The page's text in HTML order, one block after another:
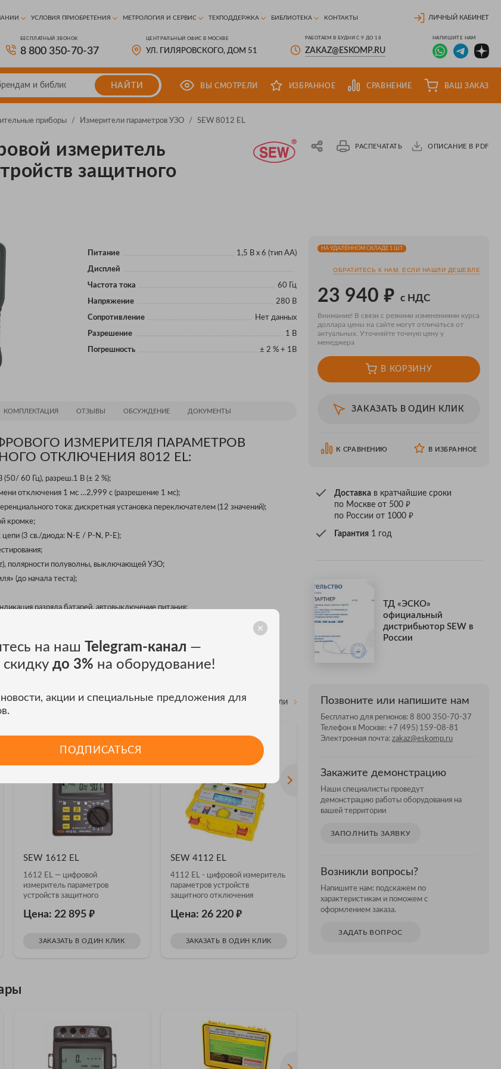
УСЛОВИЯ ПРИОБРЕТЕНИЯ МЕТРОЛОГИЯ И СЕРВИС ТЕХПОДДЕРЖКА БИБЛИОТЕКА КОНТАКТЫ ЛИЧНЫЙ КАБИНЕТ
БЕСПЛАТНЫЙ ЗВОНОК
8 800 350-70-37
ЦЕНТРАЛЬНЫЙ ОФИС В МОСКВЕ
УЛ. ГИЛЯРОВСКОГО, ДОМ 51
РАБОТАЕМ В БУДНИ С 9 ДО 18
ZAKAZ@ESKOMP.RU
НАПИШИТЕ НАМ
НАЙТИ ВЫ СМОТРЕЛИ ИЗБРАННОЕ СРАВНЕНИЕ ВАШ ЗАКАЗ
приборы / Измерители параметров УЗО / SEW 8012 EL
измеритель
защитного
РАСПЕЧАТАТЬ ОПИСАНИЕ В PDF
Питание 1,5 В х 6 (тип АА)
Дисплей
Частота тока 60 Гц
Напряжение 280 В
Сопротивление Нет данных
Разрешение 1 В
Погрешность ± 2 % + 1В
КОМПЛЕКТАЦИЯ ОТЗЫВЫ ОБСУЖДЕНИЕ ДОКУМЕНТЫ
ИЗМЕРИТЕЛЯ ПАРАМЕТРОВ
ОТКЛЮЧЕНИЯ 8012 EL:
60 Гц), разреш.1 В (± 2 %);
отключения 1 мс …2,999 с (разрешение 1 мс);
тока: дискретная установка переключателем (12 значений);
кромке;
(3 св./диода: N-E / P-N, P-E);
полярности полуволны, выключающей УЗО;
(до начала теста);
разряда батарей, автовыключение питания;
подсветкой;
и ограничительного резистора от перегрева (OTP);
одной рукой;
ВСЕ МОДЕЛИ
SEW 1612 EL
1612 EL — цифровой
измеритель параметров
устройств защитного
Цена: 22 895₽
ЗАКАЗАТЬ В ОДИН КЛИК
SEW 4112 EL
4112 EL - цифровой измеритель
параметров устройств
защитного отключения
Цена: 26 220 ₽
ЗАКАЗАТЬ В ОДИН КЛИК
2820 EL - цифровой измеритель
параметров УЗО
Цена: 53 770₽
НА УДАЛЁННОМ СКЛАДЕ 1 ШТ.
ОБРАТИТЕСЬ К НАМ, ЕСЛИ НАШЛИ ДЕШЕВЛЕ
23 940 ₽ с НДС
Внимание! В связи с резкими изменениями курса
доллара цены на сайте могут отличаться от
актуальных. Уточняйте точную цену у
менеджера
В КОРЗИНУ
ЗАКАЗАТЬ В ОДИН КЛИК
К СРАВНЕНИЮ В ИЗБРАННОЕ
Доставкав кратчайшие сроки
по Москве от 500 ₽
по России от 1000 ₽
Гарантия1 год
ТД «ЭСКО»
официальный
дистрибьютор SEW в
России
Позвоните или напишите нам
Бесплатно для регионов: 8 800 350-70-37
Телефон в Москве: +7 (495) 159-08-81
Электронная почта: zakaz@eskomp.ru
Закажите демонстрацию
Наши специалисты проведут
демонстрацию работы оборудования на
вашей территории
ЗАПОЛНИТЬ ЗАЯВКУ
Возникли вопросы?
Напишите нам: подскажем по
характеристикам и поможем с
оформлением заказа.
ЗАДАТЬ ВОПРОС
на наш Telegram-канал —
до 3% на оборудование!
акции и специальные предложения для
ПОДПИСАТЬСЯ